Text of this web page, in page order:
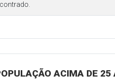
ACIMA DE 25